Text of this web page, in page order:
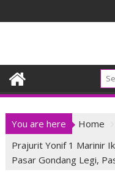
to
You are here Home
Prajurit Yonif 1 Marinir
Pasar Gondang Legi,